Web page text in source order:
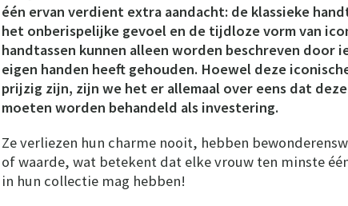
één ervan verdient extra aandacht: de klassieke
het onberispelijke gevoel en de tijdloze vorm van
handtassen kunnen alleen worden beschreven door
eigen handen heeft gehouden. Hoewel deze
prijzig zijn, zijn we het er allemaal over eens dat
moeten worden behandeld als investering.
Ze verliezen hun charme nooit, hebben
of waarde, wat betekent dat elke vrouw ten minste
in hun collectie mag hebben!